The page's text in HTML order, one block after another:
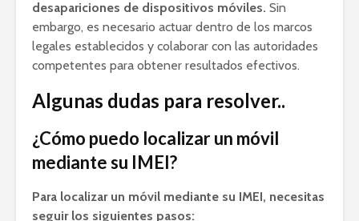
desapariciones de dispositivos móviles. Sin
embargo, es necesario actuar dentro de los marcos
legales establecidos y colaborar con las autoridades
competentes para obtener resultados efectivos.
Algunas dudas para resolver..
¿Cómo puedo localizar un móvil
mediante su IMEI?
Para localizar un móvil mediante su IMEI, necesitas
seguir los siguientes pasos: